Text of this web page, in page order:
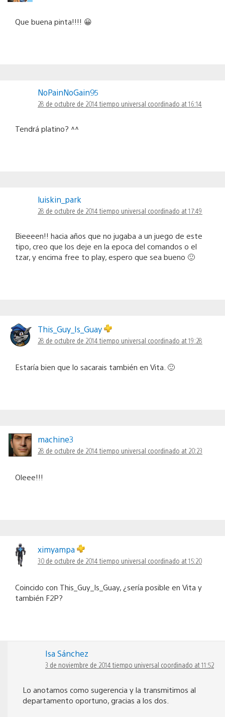
Que buena pinta!!!! 😀
NoPainNoGain95
28 de octubre de 2014 tiempo universal coordinado at 16:14
Tendrá platino? ^^
luiskin_park
28 de octubre de 2014 tiempo universal coordinado at 17:49
Bieeeen!! hacia años que no jugaba a un juego de este
tipo, creo que los deje en la epoca del comandos o el
tzar, y encima free to play, espero que sea bueno 🙂
This_Guy_Is_Guay
28 de octubre de 2014 tiempo universal coordinado at 19:28
Estaría bien que lo sacarais también en Vita. 🙂
machine3
28 de octubre de 2014 tiempo universal coordinado at 20:23
Oleee!!!
ximyampa
30 de octubre de 2014 tiempo universal coordinado at 15:20
Coincido con This_Guy_Is_Guay, ¿sería posible en Vita y
también F2P?
Isa Sánchez
3 de noviembre de 2014 tiempo universal coordinado at 11:52
Lo anotamos como sugerencia y la transmitimos al
departamento oportuno, gracias a los dos.